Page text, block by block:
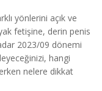
yönlerini açık ve
fetişine, derin penis
2023/09 dönemi
hangi
nelere dikkat